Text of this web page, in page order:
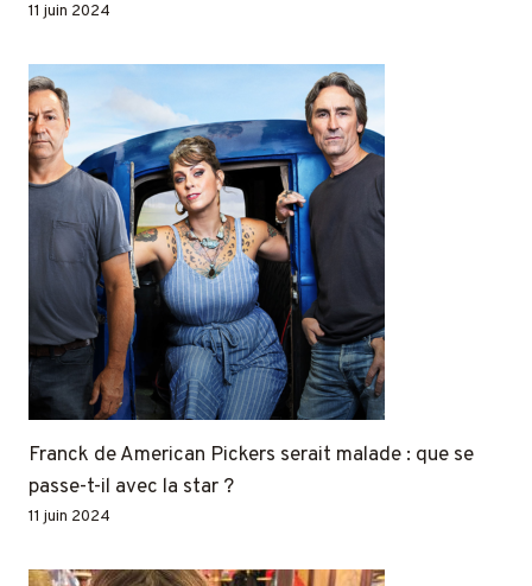
11 juin 2024
Franck de American Pickers serait malade : que se
passe-t-il avec la star ?
11 juin 2024